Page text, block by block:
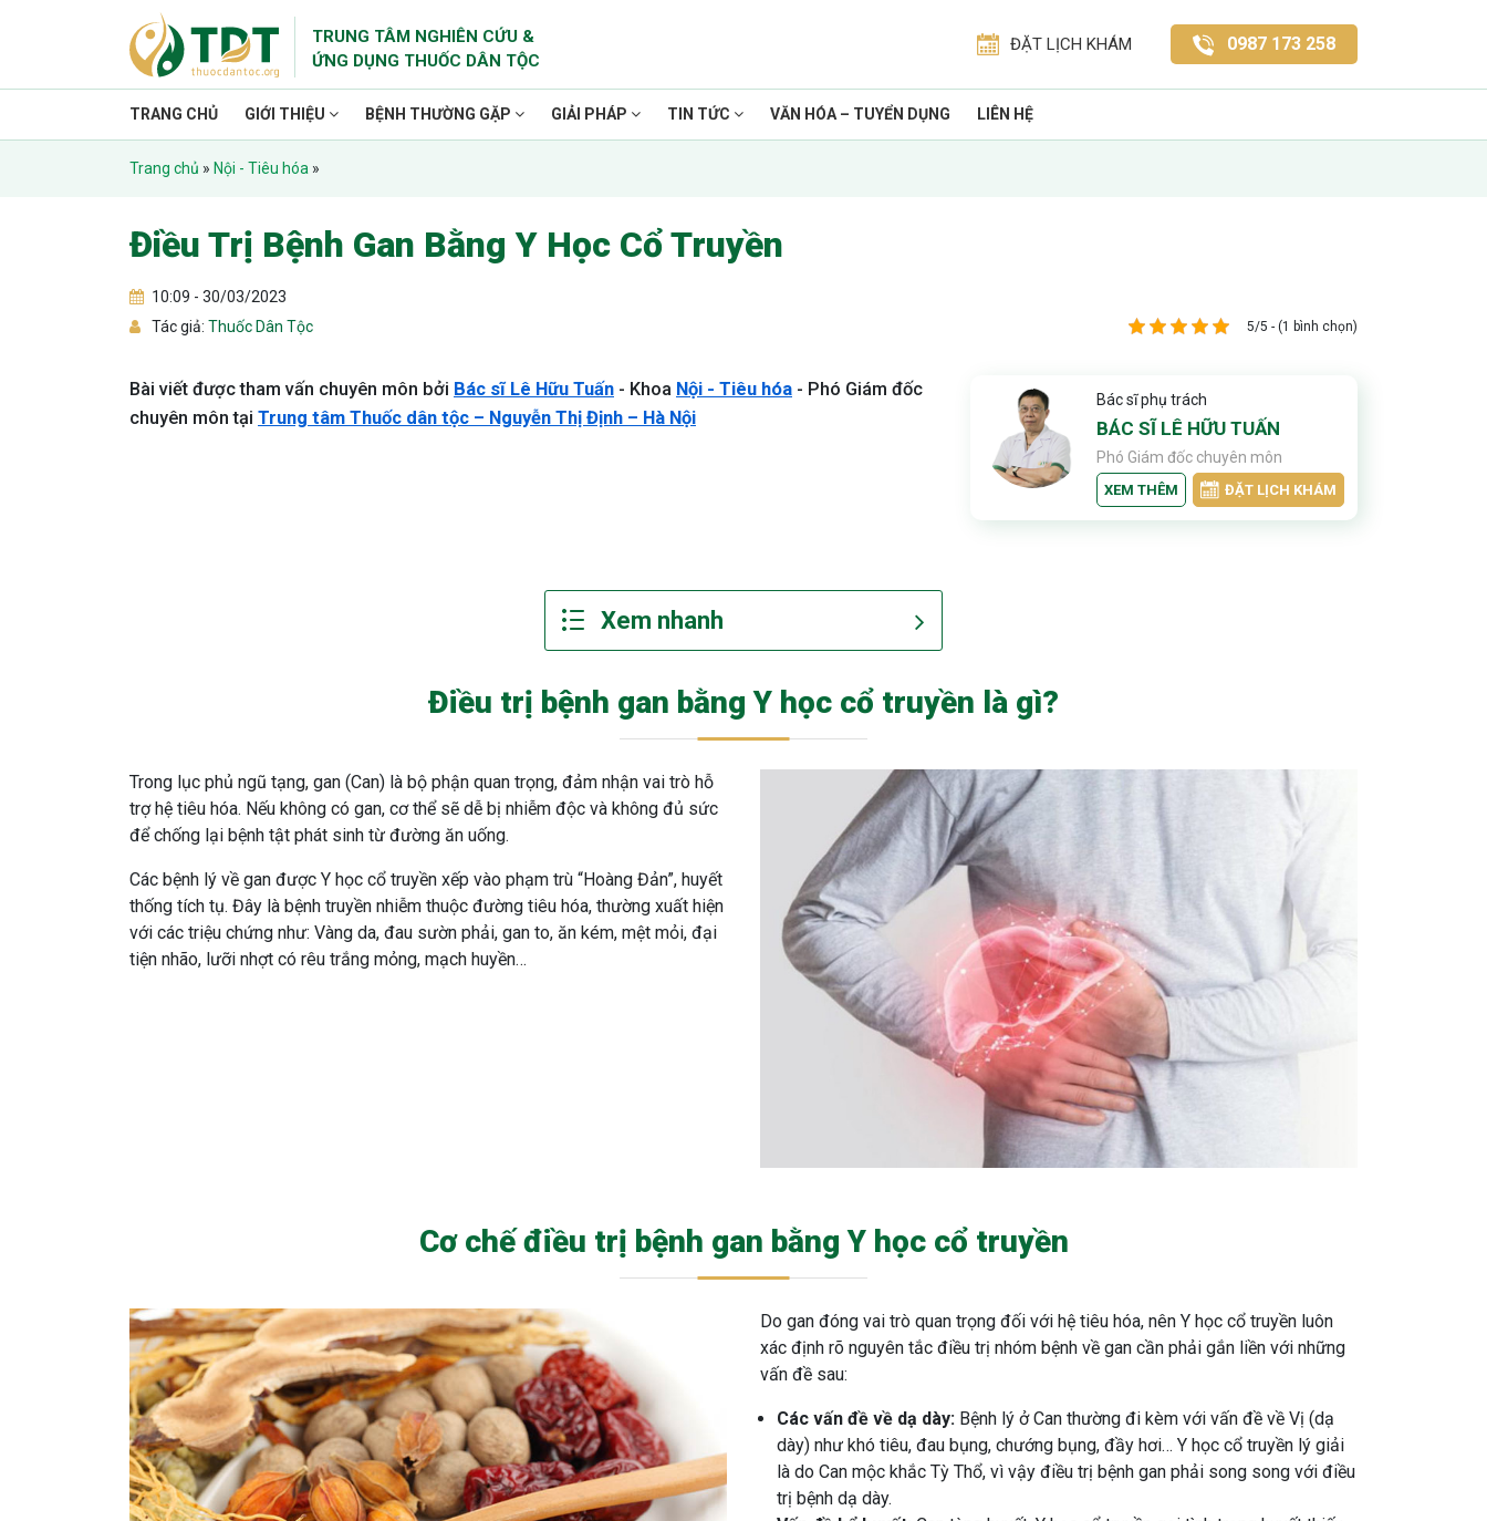
TRUNG TÂM NGHIÊN CỨU &
ỨNG DỤNG THUỐC DÂN TỘC
ĐẶT LỊCH KHÁM 0987 173 258
TRANG CHỦ GIỚI THIỆU BỆNH THƯỜNG GẶP GIẢI PHÁP TIN TỨC VĂN HÓA – TUYỂN DỤNG LIÊN HỆ
Trang chủ » Nội - Tiêu hóa »
Điều Trị Bệnh Gan Bằng Y Học Cổ Truyền
10:09 - 30/03/2023
Tác giả: Thuốc Dân Tộc 5/5 - (1 bình chọn)
Bác sĩ phụ trách
BÁC SĨ LÊ HỮU TUẤN
Phó Giám đốc chuyên môn
XEM THÊM ĐẶT LỊCH KHÁM
Bài viết được tham vấn chuyên môn bởi Bác sĩ Lê Hữu Tuấn - Khoa Nội - Tiêu hóa - Phó Giám đốc
chuyên môn tại Trung tâm Thuốc dân tộc – Nguyễn Thị Định – Hà Nội
Điều trị bệnh gan bằng Y học cổ truyền là gì?
Trong lục phủ ngũ tạng, gan (Can) là bộ phận quan trọng, đảm nhận vai trò hỗ
trợ hệ tiêu hóa. Nếu không có gan, cơ thể sẽ dễ bị nhiễm độc và không đủ sức
để chống lại bệnh tật phát sinh từ đường ăn uống.
Các bệnh lý về gan được Y học cổ truyền xếp vào phạm trù “Hoàng Đản”, huyết
thống tích tụ. Đây là bệnh truyền nhiễm thuộc đường tiêu hóa, thường xuất hiện
với các triệu chứng như: Vàng da, đau sườn phải, gan to, ăn kém, mệt mỏi, đại
tiện nhão, lưỡi nhợt có rêu trắng mỏng, mạch huyền…
Cơ chế điều trị bệnh gan bằng Y học cổ truyền
Do gan đóng vai trò quan trọng đối với hệ tiêu hóa, nên Y học cổ truyền luôn
xác định rõ nguyên tắc điều trị nhóm bệnh về gan cần phải gắn liền với những
vấn đề sau:
Các vấn đề về dạ dày: Bệnh lý ở Can thường đi kèm với vấn đề về Vị (dạ
dày) như khó tiêu, đau bụng, chướng bụng, đầy hơi… Y học cổ truyền lý giải
là do Can mộc khắc Tỳ Thổ, vì vậy điều trị bệnh gan phải song song với điều
trị bệnh dạ dày.